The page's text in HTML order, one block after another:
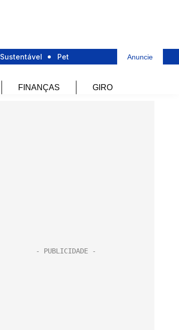
Sustentável Pet Anuncie
FINANÇAS GIRO